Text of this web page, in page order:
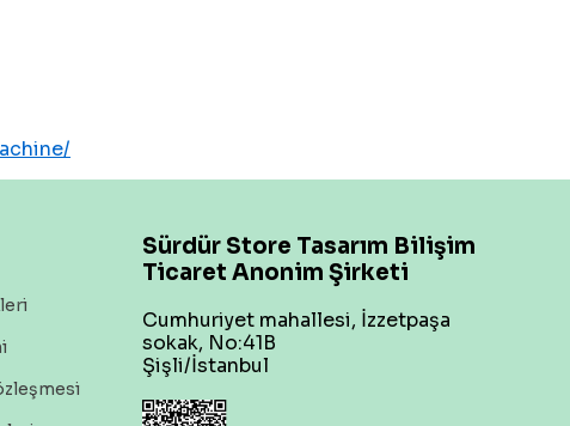
Sürdür Store Tasarım Bilişim
Ticaret Anonim Şirketi
Cumhuriyet mahallesi, İzzetpaşa
sokak, No:41B
Şişli/İstanbul